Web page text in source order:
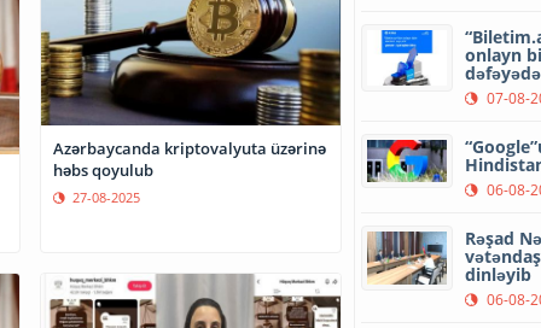
Azərbaycanda kriptovalyuta üzərinə
həbs qoyulub
27-08-2025
onlayn
07-08-
06-08-
Rəşad
dinləyib
06-08-